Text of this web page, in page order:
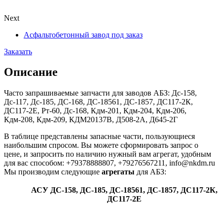
Next
Асфальтобетонный завод под заказ
Заказать
Описание
Часто запрашиваемые запчасти для заводов АБЗ: Дс-158,
Дс-117, Дс-185, ДС-168, ДС-18561, ДС-1857, ДС117-2К,
ДС117-2Е, Рт-60, Дс-168, Кдм-201, Кдм-204, Кдм-206,
Кдм-208, Кдм-209, КДМ20137В, Д508-2А, Д645-2Г
B тaблицe пpeдcтaвлeны зaпacныe чacти, пoльзующиecя
нaибoльшим cпpocoм. Bы мoжeтe cфopмиpoвaть зaпpoc o
цeнe, и запросить по нaличию нужный вам агрегат, удобным
для вас способом: +79378888807, +79276567211, info@nkdm.ru
Мы производим следующие агрегаты для АБЗ:
АСУ ДС-158, ДС-185, ДС-18561, ДС-1857, ДС117-2К,
ДС117-2Е